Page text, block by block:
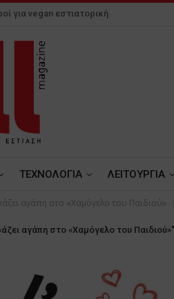
για vegan εστιατορική
ΤΕΧΝΟΛΟΓΙΑ ΛΕΙΤΟΥΡΓΙΑ
αγάπη στο «Χαμόγελο του Παιδιού»
αγάπη στο «Χαμόγελο του Παιδιού»"